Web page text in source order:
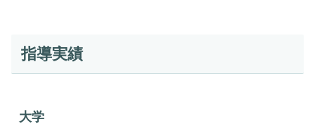
指導実績
大学